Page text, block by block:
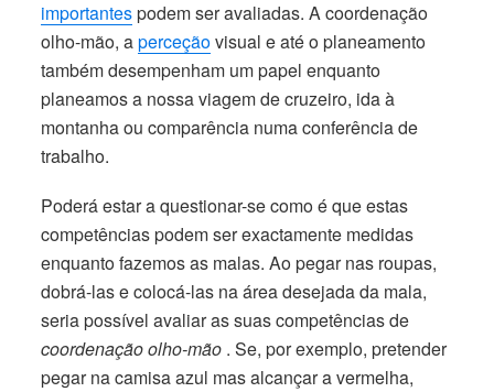
importantespodem ser avaliadas. A coordenação
olho-mão, aperceçãovisual e até o planeamento
também desempenham um papel enquanto
planeamos a nossa viagem de cruzeiro, ida à
montanha ou comparência numa conferência de
trabalho.
Poderá estar a questionar-se como é que estas
competências podem ser exactamente medidas
enquanto fazemos as malas. Ao pegar nas roupas,
dobrá-las e colocá-las na área desejada da mala,
seria possível avaliar as suas competências de
coordenação olho-mão . Se, por exemplo, pretender
pegar na camisa azul mas alcançar a vermelha,